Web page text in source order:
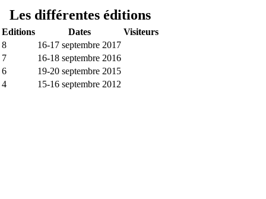
Les différentes éditions
Editions Dates
Visiteurs
8
16-17 septembre 2017
7
16-18 septembre 2016
6
19-20 septembre 2015
4
15-16 septembre 2012